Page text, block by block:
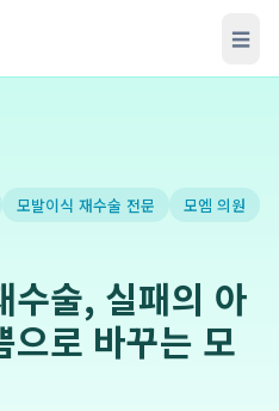
☰
모발이식 재수술 전문
모엠 의원
수술, 실패의 아
으로 바꾸는 모